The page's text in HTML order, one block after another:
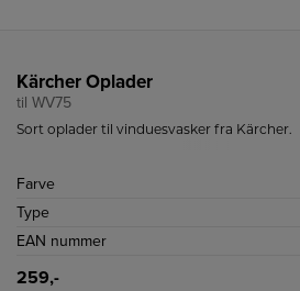
Kärcher Oplader
til WV75
Sort oplader til vinduesvasker fra Kärcher.
Farve
Type
EAN nummer
259,-